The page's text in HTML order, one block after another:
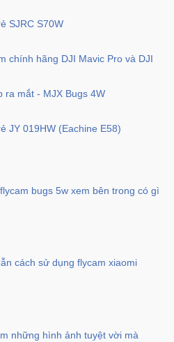
SJRC S70W
chính hãng DJI Mavic Pro và DJI
ra mắt - MJX Bugs 4W
JY 019HW (Eachine E58)
bugs 5w xem bên trong có gì
cách sử dụng flycam xiaomi
những hình ảnh tuyệt vời mà